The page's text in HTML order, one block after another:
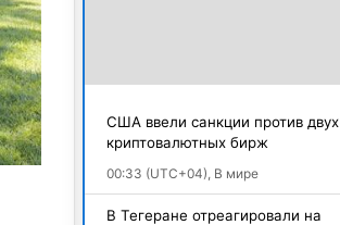
США ввели санкции против двух
криптовалютных бирж
00:33 (UTC+04), В мире
В Тегеране отреагировали на